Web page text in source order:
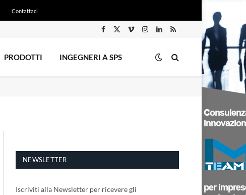
Contattaci
Facebook
X
VimeoInstagram
LinkedIn
RSS
PRODOTTI INGEGNERI A SPS
NEWSLETTER
Iscriviti alla Newsletter per ricevere gli